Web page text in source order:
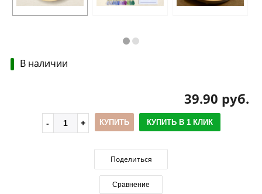
В наличии
39.90 руб.
КУПИТЬ КУПИТЬ В 1 КЛИК
Поделиться
Сравнение